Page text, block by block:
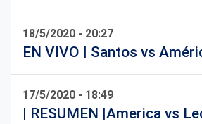
18/5/2020 - 20:27
EN VIVO | Santos vs
17/5/2020 - 18:49
| RESUMEN |America vs